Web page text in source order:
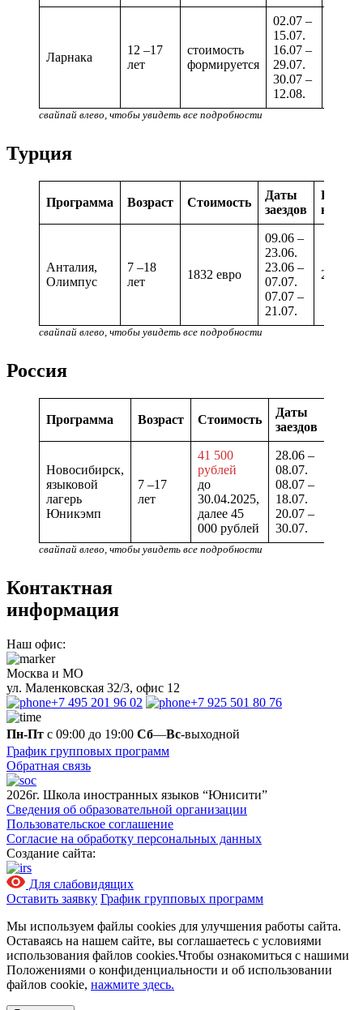
Ларнака
12 –17
лет
стоимость
формируется
02.07 –
15.07.
16.07 –
29.07.
30.07 –
12.08.
свайпай влево, чтобы увидеть все подробности
Турция
Программа Возраст Стоимость
Даты
заездов
недель
Анталия,
Олимпус
7 –18
лет
1832 евро
09.06 –
23.06.
23.06 –
07.07.
07.07 –
21.07.
2
свайпай влево, чтобы увидеть все подробности
Россия
Программа Возраст Стоимость
Даты
заездов
Новосибирск,
языковой
лагерь
Юникэмп
7 –17
лет
41 500
рублей
до
30.04.2025,
далее 45
000 рублей
28.06 –
08.07.
08.07 –
18.07.
20.07 –
30.07.
свайпай влево, чтобы увидеть все подробности
Контактная
информация
Наш офис:
Москва и МО
ул. Маленковская 32/3, офис 12
+7 495 201 96 02
+7 925 501 80 76
Пн-Пт с 09:00 до 19:00 Сб—Вс-выходной
График групповых программ
Обратная связь
2026г. Школа иностранных языков “Юнисити”
Сведения об образовательной организации
Пользовательское соглашение
Согласие на обработку персональных данных
Создание сайта:
Для слабовидящих
Оставить заявку График групповых программ
Мы используем файлы cookies для улучшения работы сайта.
Оставаясь на нашем сайте, вы соглашаетесь с условиями
использования файлов cookies.Чтобы ознакомиться с нашими
Положениями о конфиденциальности и об использовании
файлов cookie, нажмите здесь.